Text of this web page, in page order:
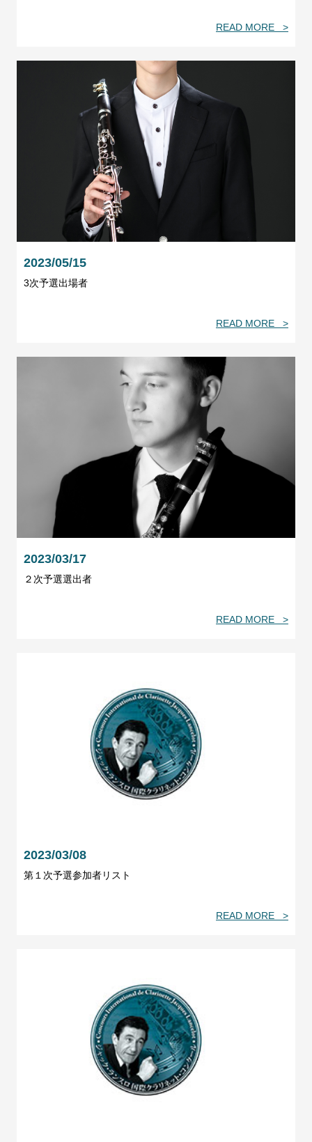
READ MORE >
2023/05/15
3次予選出場者
READ MORE >
2023/03/17
２次予選選出者
READ MORE >
2023/03/08
第１次予選参加者リスト
READ MORE >